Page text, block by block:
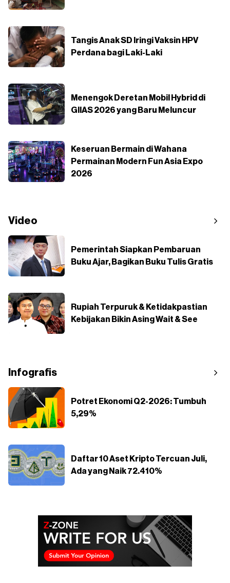
Tangis Anak SD Iringi Vaksin HPV
Perdana bagi Laki-Laki
Menengok Deretan Mobil Hybrid di
GIIAS 2026 yang Baru Meluncur
Keseruan Bermain di Wahana
Permainan Modern Fun Asia Expo
2026
Video
Pemerintah Siapkan Pembaruan
Buku Ajar, Bagikan Buku Tulis Gratis
Rupiah Terpuruk & Ketidakpastian
Kebijakan Bikin Asing Wait & See
Infografis
Potret Ekonomi Q2-2026: Tumbuh
5,29%
Daftar 10 Aset Kripto Tercuan Juli,
Ada yang Naik 72.410%